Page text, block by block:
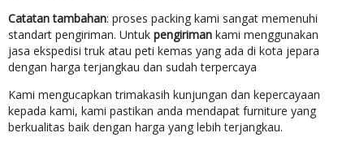
Catatan tambahan: proses packing kami sangat memenuhi
standart pengiriman. Untuk pengiriman kami menggunakan
jasa ekspedisi truk atau peti kemas yang ada di kota jepara
dengan harga terjangkau dan sudah terpercaya
Kami mengucapkan trimakasih kunjungan dan kepercayaan
kepada kami, kami pastikan anda mendapat furniture yang
berkualitas baik dengan harga yang lebih terjangkau.